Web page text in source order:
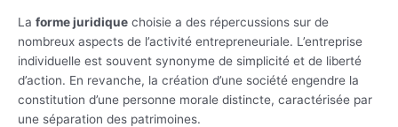
La forme juridique choisie a des répercussions sur de
nombreux aspects de l’activité entrepreneuriale. L’entreprise
individuelle est souvent synonyme de simplicité et de liberté
d’action. En revanche, la création d’une société engendre la
constitution d’une personne morale distincte, caractérisée par
une séparation des patrimoines.